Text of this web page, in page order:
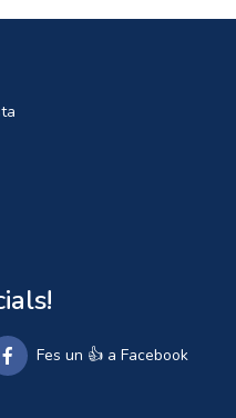
Fes un 👍 a Facebook